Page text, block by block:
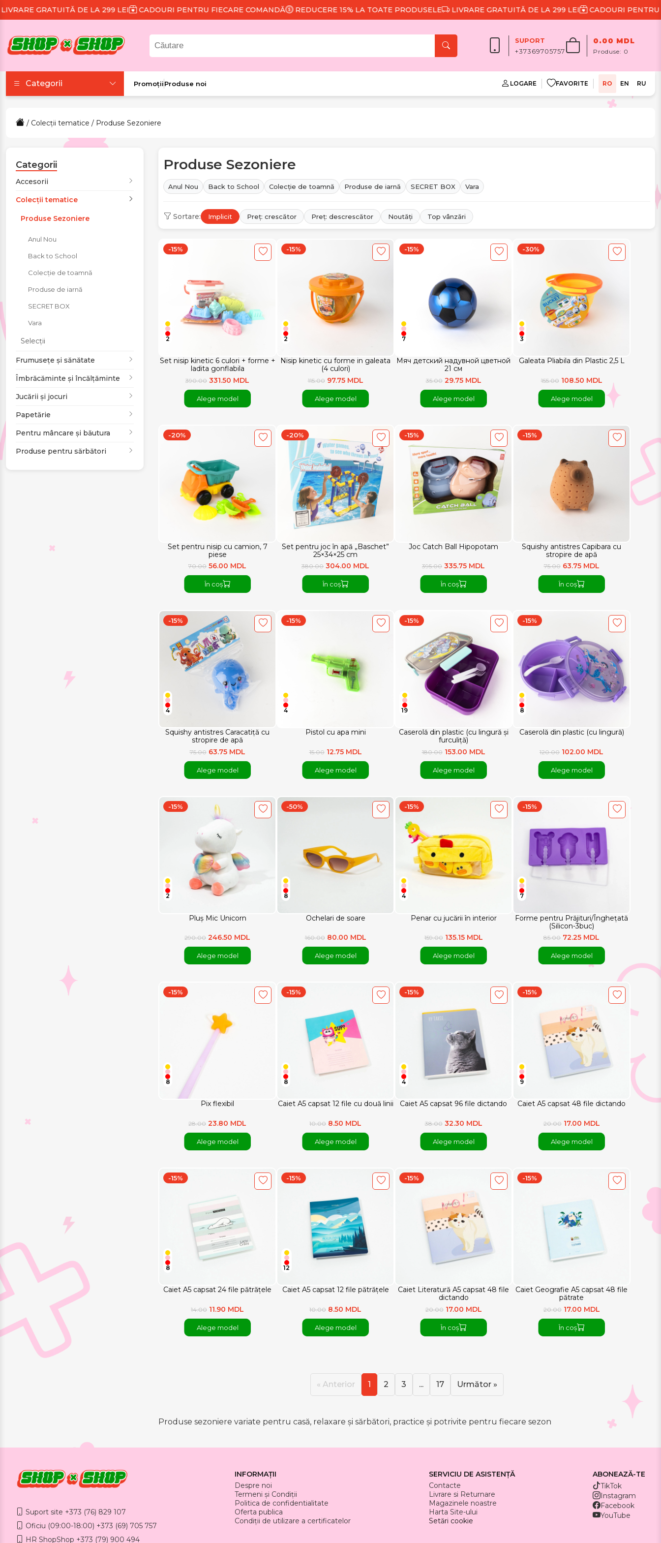
DE LA 299 LEI CADOURI PENTRU FIECARE COMANDĂ REDUCERE 15% LA TOATE PRODUSELE LIVRARE GRATUITĂ DE LA 299 LEI CADOURI PENTRU FIECARE
SUPORT
+37369705757
0.00 MDL
Produse: 0
Categorii
Colecții tematice
Frumusețe și sănătate
încălțăminte
Papetărie
Pentru mâncare și
Produse pentru
sărbători
PromoțiiProduse noi LOGARE FAVORITE RO EN RU
/ Colecții tematice / Produse Sezoniere
Categorii
Accesorii
Colecții tematice
Produse Sezoniere
Anul Nou
Back to School
Colecție de toamnă
Produse de iarnă
SECRET BOX
Vara
Selecții
Frumusețe și sănătate
Îmbrăcăminte și încălțăminte
Jucării și jocuri
Papetărie
Pentru mâncare și băutura
Produse pentru sărbători
Produse Sezoniere
Anul Nou Back to School Colecție de toamnă Produse de iarnă SECRET BOX Vara
Sortare: Implicit Preț: crescător Preț: descrescător Noutăți Top vânzări
Set nisip kinetic 6 culori + forme +
ladita gonflabila
-15%
2
390.00 331.50 MDL
Alege model
Nisip kinetic cu forme in galeata
(4 culori)
-15%
2
115.00 97.75 MDL
Alege model
Мяч детский надувной цветной
21 см
-15%
7
35.00 29.75 MDL
Alege model
Galeata Pliabila din Plastic 2,5 L
-30%
3
155.00 108.50 MDL
Alege model
Set pentru nisip cu camion, 7
piese
-20%
70.00 56.00 MDL
În coș
Set pentru joc în apă „Baschet”
25×34×25 cm
-20%
380.00 304.00 MDL
În coș
Joc Catch Ball Hipopotam
-15%
395.00 335.75 MDL
În coș
Squishy antistres Capibara cu
stropire de apă
-15%
75.00 63.75 MDL
În coș
Squishy antistres Caracatiță cu
stropire de apă
-15%
4
75.00 63.75 MDL
Alege model
Pistol cu apa mini
-15%
4
15.00 12.75 MDL
Alege model
Caserolă din plastic (cu lingură și
furculiță)
-15%
19
180.00 153.00 MDL
Alege model
Caserolă din plastic (cu lingură)
-15%
8
120.00 102.00 MDL
Alege model
Pluș Mic Unicorn
-15%
2
290.00 246.50 MDL
Alege model
Ochelari de soare
-50%
8
160.00 80.00 MDL
Alege model
Penar cu jucării în interior
-15%
4
159.00 135.15 MDL
Alege model
Forme pentru Prăjituri/Înghețată
(Silicon-3buc)
-15%
7
85.00 72.25 MDL
Alege model
Pix flexibil
-15%
8
28.00 23.80 MDL
Alege model
Caiet A5 capsat 12 file cu două linii
-15%
8
10.00 8.50 MDL
Alege model
Caiet A5 capsat 96 file dictando
-15%
4
38.00 32.30 MDL
Alege model
Caiet A5 capsat 48 file dictando
-15%
9
20.00 17.00 MDL
Alege model
Caiet A5 capsat 24 file pătrățele
-15%
8
14.00 11.90 MDL
Alege model
Caiet A5 capsat 12 file pătrățele
-15%
12
10.00 8.50 MDL
Alege model
Caiet Literatură A5 capsat 48 file
dictando
-15%
20.00 17.00 MDL
În coș
Caiet Geografie A5 capsat 48 file
pătrate
-15%
20.00 17.00 MDL
În coș
« Anterior 1 2 3 ... 17 Următor »
Produse sezoniere variate pentru casă, relaxare și sărbători, practice și potrivite pentru fiecare sezon
Suport site +373 (76) 829 107
Oficiu (09:00-18:00) +373 (69) 705 757
HR ShopShop +373 (79) 900 494
INFORMAȚII
Despre noi
Termeni și Condiții
Politica de confidentialitate
Oferta publica
Condiții de utilizare a certificatelor
SERVICIU DE ASISTENȚĂ
Contacte
Livrare si Returnare
Magazinele noastre
Harta Site-ului
Setări cookie
ABONEAZĂ-TE
TikTok
Instagram
Facebook
YouTube